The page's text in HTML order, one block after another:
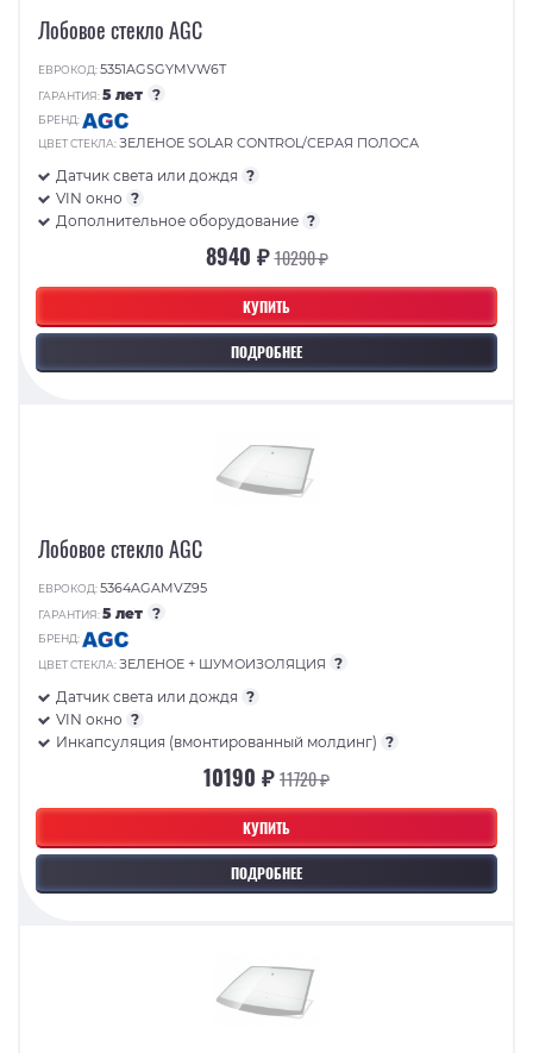
КУПИТЬ
ПОДРОБНЕЕ
Лобовое стекло AGC
ЕВРОКОД:5351AGSGYMVW6T
ГАРАНТИЯ:5 лет ?
БРЕНД:
ЦВЕТ СТЕКЛА:ЗЕЛЕНОЕ SOLAR CONTROL/СЕРАЯ ПОЛОСА
Датчик света или дождя ?
VIN окно ?
Дополнительное оборудование ?
8940 ₽10290 ₽
КУПИТЬ
ПОДРОБНЕЕ
Лобовое стекло AGC
ЕВРОКОД:5364AGAMVZ95
ГАРАНТИЯ:5 лет ?
БРЕНД:
ЦВЕТ СТЕКЛА:ЗЕЛЕНОЕ + ШУМОИЗОЛЯЦИЯ ?
Датчик света или дождя ?
VIN окно ?
Инкапсуляция (вмонтированный молдинг) ?
10190 ₽11720 ₽